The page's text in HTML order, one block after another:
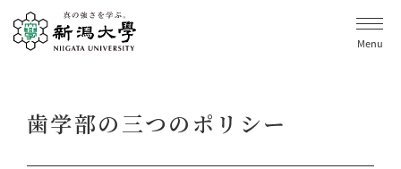
Menu
歯学部の三つのポリシー